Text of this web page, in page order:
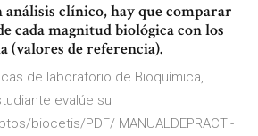
clínico, hay que comparar
cada magnitud biológica con los
(valores de referencia).
de laboratorio de Bioquímica,
evalúe su
biocetis/PDF/ MANUALDEPRACTI-